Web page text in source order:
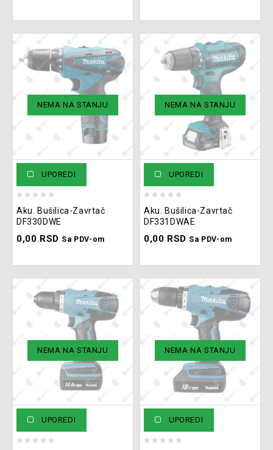
NEMA NA STANJU
UPOREDI
out
of
5
Aku. Bušilica-Zavrtač
DF330DWE
0,00 RSD Sa PDV-om
NEMA NA STANJU
UPOREDI
out
of
5
Aku. Bušilica-Zavrtač
DF331DWAE
0,00 RSD Sa PDV-om
NEMA NA STANJU
UPOREDI
NEMA NA STANJU
UPOREDI